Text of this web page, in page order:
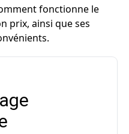
fonctionne le
prix, ainsi que ses